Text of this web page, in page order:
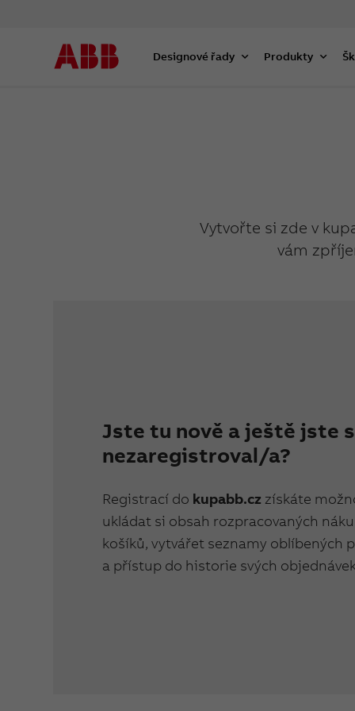
Designové řady Produkty
Vytvořte si zde v
vám
Jste tu nově a ještě jste
nezaregistroval/a?
Registrací do kupabb.cz získáte
ukládat si obsah rozpracovaných
košíků, vytvářet seznamy oblíbených
a přístup do historie svých